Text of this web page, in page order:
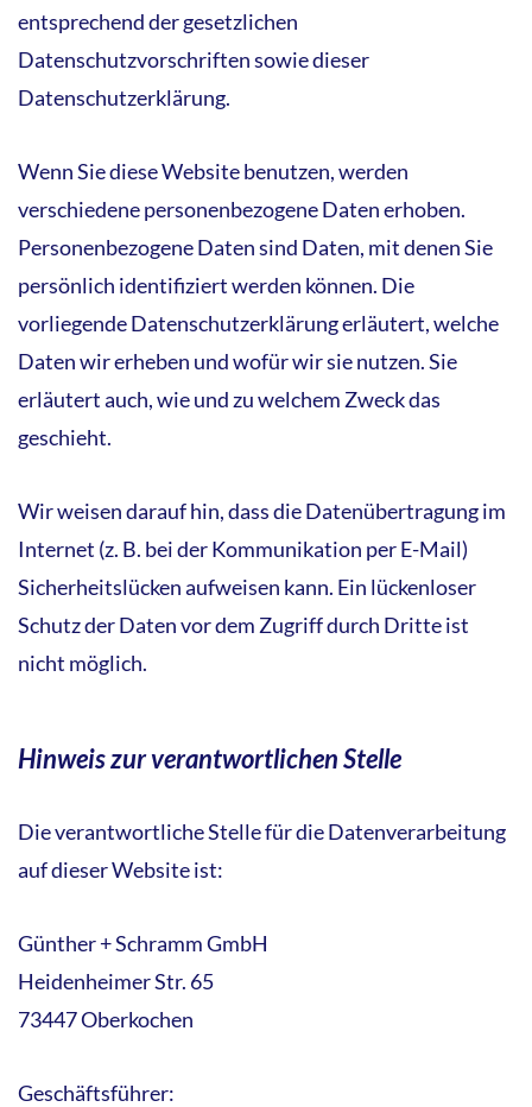
entsprechend der gesetzlichen
Datenschutzvorschriften sowie dieser
Datenschutzerklärung.
Wenn Sie diese Website benutzen, werden
verschiedene personenbezogene Daten erhoben.
Personenbezogene Daten sind Daten, mit denen Sie
persönlich identifiziert werden können. Die
vorliegende Datenschutzerklärung erläutert, welche
Daten wir erheben und wofür wir sie nutzen. Sie
erläutert auch, wie und zu welchem Zweck das
geschieht.
Wir weisen darauf hin, dass die Datenübertragung im
Internet (z. B. bei der Kommunikation per E-Mail)
Sicherheitslücken aufweisen kann. Ein lückenloser
Schutz der Daten vor dem Zugriff durch Dritte ist
nicht möglich.
Hinweis zur verantwortlichen Stelle
Die verantwortliche Stelle für die Datenverarbeitung
auf dieser Website ist:
Günther + Schramm GmbH
Heidenheimer Str. 65
73447 Oberkochen
Geschäftsführer: